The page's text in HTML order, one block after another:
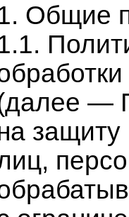
Общие
—
защиту